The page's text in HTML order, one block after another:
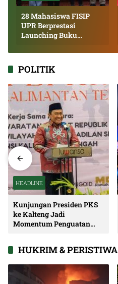
28 Mahasiswa FISIP
UPR Berprestasi
Launching Buku
POLITIK
HEADLINE
Kunjungan Presiden PKS
ke Kalteng Jadi
Momentum Penguatan
HUKRIM & PERISTIWA